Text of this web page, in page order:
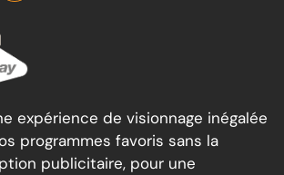
expérience de visionnage inégalée
programmes favoris sans la
publicitaire, pour une